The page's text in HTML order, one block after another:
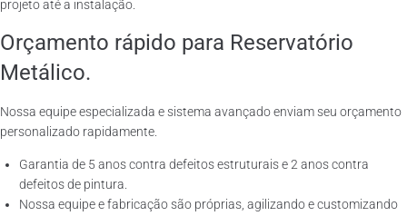
projeto até a instalação.
Orçamento rápido para Reservatório
Metálico.
Nossa equipe especializada e sistema avançado enviam seu orçamento
personalizado rapidamente.
Garantia de 5 anos contra defeitos estruturais e 2 anos contra
defeitos de pintura.
Nossa equipe e fabricação são próprias, agilizando e customizando